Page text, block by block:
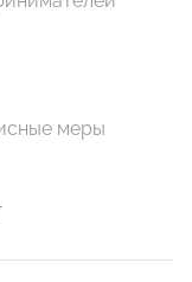
меры